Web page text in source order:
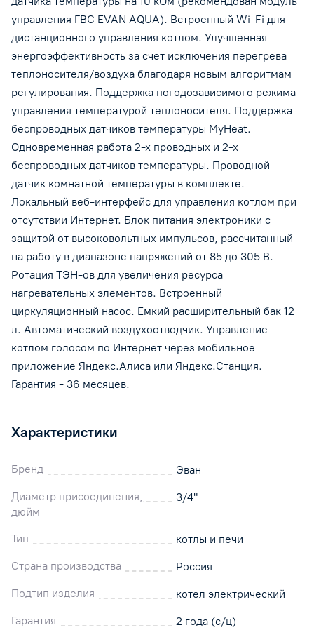
управления ГВС EVAN AQUA). Встроенный Wi-Fi для
дистанционного управления котлом. Улучшенная
энергоэффективность за счет исключения перегрева
теплоносителя/воздуха благодаря новым алгоритмам
регулирования. Поддержка погодозависимого режима
управления температурой теплоносителя. Поддержка
беспроводных датчиков температуры MyHeat.
Одновременная работа 2-х проводных и 2-х
беспроводных датчиков температуры. Проводной
датчик комнатной температуры в комплекте.
Локальный веб-интерфейс для управления котлом при
отсутствии Интернет. Блок питания электроники с
защитой от высоковольтных импульсов, рассчитанный
на работу в диапазоне напряжений от 85 до 305 В.
Ротация ТЭН-ов для увеличения ресурса
нагревательных элементов. Встроенный
циркуляционный насос. Емкий расширительный бак 12
л. Автоматический воздухоотводчик. Управление
котлом голосом по Интернет через мобильное
приложение Яндекс.Алиса или Яндекс.Станция.
Гарантия - 36 месяцев.
Характеристики
Бренд
Эван
Диаметр присоединения,
дюйм
3/4"
Тип
котлы и печи
Страна производства
Россия
Подтип изделия
котел электрический
Гарантия
2 года (с/ц)